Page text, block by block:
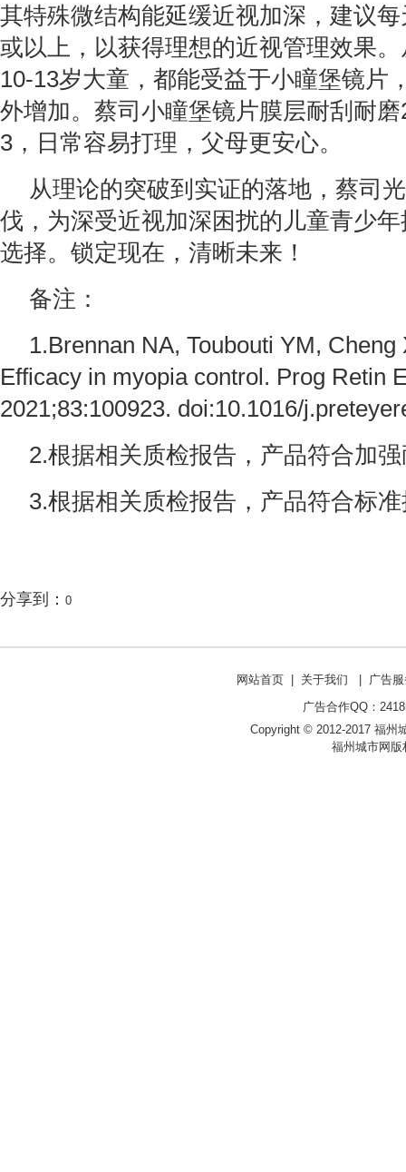
其特殊微结构能延缓近视加深，建议
或以上，以获得理想的近视管理效果
10-13岁大童，都能受益于小瞳堡镜片
外增加。蔡司小瞳堡镜片膜层耐刮耐
3，日常容易打理，父母更安心。
从理论的突破到实证的落地，蔡司
伐，为深受近视加深困扰的儿童青少
选择。锁定现在，清晰未来！
备注：
1.Brennan NA, Toubouti YM,
Efficacy in myopia control. Prog Retin
2021;83:100923. doi:10.1016/
2.根据相关质检报告，产品符合加
3.根据相关质检报告，产品符合标
分享到： 0
网站首页 关于我们
广告
广告合作QQ：
Copyright © 2012-2017 福州
福州城市网